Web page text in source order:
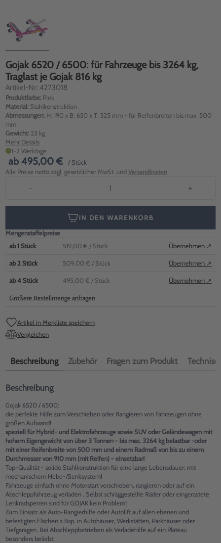
Gojak 6520 / 6500: für Fahrzeuge bis 3264 kg,
Traglast je Gojak 816 kg
Artikel-Nr: 4273018
Produktfarbe: Pink
Material: Stahlkonstruktion
Abmessungen: H: 190 x B: 650 x T: 525 mm - für Reifenbreiten bis max. 500
mm
Gewicht: 23 kg
Mehr Details
1-2 Werktage
ab 495,00 €
/ Stück
Alle Preise netto zzgl. gesetzlicher MwSt. und Versandkosten
− +
IN DEN WARENKORB
Mengenstaffelpreise
ab1 Stück 519,00 € / Stück Übernehmen ↗
ab 2 Stück 509,00 € / Stück Übernehmen ↗
ab4 Stück 495,00 € / Stück Übernehmen ↗
Größere Bestellmenge anfragen
Artikel in Merkliste speichern
Vergleichen
Beschreibung Zubehör Fragen zum Produkt
Beschreibung
Gojak 6520 / 6500:
die perfekte Hilfe zum Verschieben oder Rangieren von Fahrzeugen ohne
großen Aufwand!
speziell für Hybrid- und Elektrofahrzeuge sowie SUV oder Geländewagen mit
hohem Eigengewicht von über 3 Tonnen - bis max. 3264 kg belastbar -oder
mit einer Reifenbreite von 500 mm und einem Radmaß von bis zu einem
Durchmesser von 910 mm (mit Reifen) - einsetzbar!
Top-Qualität - solide Stahlkonstruktion für eine lange Lebensdauer: mit
mechanischem Hebe-/Senksystem!
Fahrzeuge einfach ohne Motorstart verschieben, rangieren oder auf ein
Abschleppfahrzeug verladen . Selbst schräggestellte Räder oder eingerastete
Lenkradsperren sind für GOJAK kein Problem!
Zum Einsatz als Auto-Rangierhilfe oder Autolift auf allen ebenen und
befestigten Flächen z.Bsp. in Autohäuser, Werkstätten, Parkhäuser oder
Tiefgaragen. Bei Abschleppbetrieben als Verladehilfe auf ein Plateau
besonders beliebt.